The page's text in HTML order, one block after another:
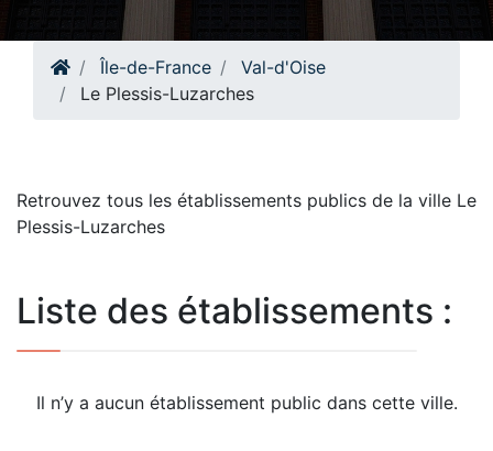
Île-de-France
Val-d'Oise
Le Plessis-Luzarches
Retrouvez tous les établissements publics de la ville Le
Plessis-Luzarches
Liste des établissements :
Il n’y a aucun établissement public dans cette ville.